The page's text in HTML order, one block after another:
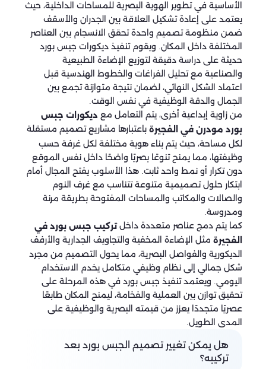
الأساسية في تطوير الهوية البصرية للمساحات الداخلية، حيث
يعتمد على إعادة تشكيل العلاقة بين الجدران والأسقف
ضمن منظومة تصميم واحدة تحقق الانسجام بين العناصر
المختلفة داخل المكان. ويقوم تنفيذ ديكورات جبس بورد
حديثة على دراسة دقيقة لتوزيع الإضاءة الطبيعية
والصناعية مع تحليل الفراغات والخطوط الهندسية قبل
اعتماد الشكل النهائي، لضمان نتيجة متوازنة تجمع بين
الجمال والدقة الوظيفية في نفس الوقت.
من زاوية إبداعية أخرى، يتم التعامل مع ديكورات جبس
بورد مودرن في الفجيرة باعتبارها مشاريع تصميم مستقلة
لكل مساحة، حيث يتم بناء هوية مختلفة لكل غرفة حسب
وظيفتها، مما يمنح تنوعًا بصريًا واضحًا داخل نفس الموقع
دون تكرار أو نمط واحد ثابت. هذا الأسلوب يفتح المجال أمام
ابتكار حلول تصميمية متنوعة تتناسب مع غرف النوم
والصالات والمكاتب والمساحات المفتوحة بطريقة مرنة
ومدروسة.
كما يتم دمج عناصر متعددة داخلتركيب جبس بورد في
الفجيرة مثل الإضاءة المخفية والتجاويف الجدارية والأرفف
الديكورية والفواصل البصرية، مما يحول التصميم من مجرد
شكل جمالي إلى نظام وظيفي متكامل يخدم الاستخدام
اليومي. ويعتمد تنفيذ جبس بورد في هذه المرحلة على
تحقيق توازن بين العملية والفخامة، ليمنح المكان طابعًا
عصريًا متجددًا يعزز من قيمته البصرية والوظيفية على
المدى الطويل.
هل يمكن تغيير تصميم الجبس بورد بعد
تركيبه؟